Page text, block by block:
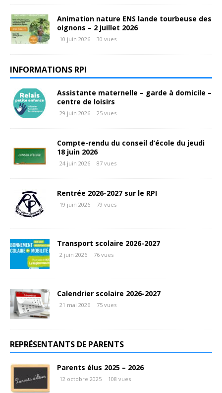
Animation nature ENS lande tourbeuse des
oignons – 2 juillet 2026
10 juin 2026 30 vues
INFORMATIONS RPI
Assistante maternelle – garde à domicile –
centre de loisirs
29 juin 2026 25 vues
Compte-rendu du conseil d’école du jeudi
18 juin 2026
24 juin 2026 87 vues
Rentrée 2026-2027 sur le RPI
19 juin 2026 79 vues
Transport scolaire 2026-2027
2 juin 2026 76 vues
Calendrier scolaire 2026-2027
21 mai 2026 75 vues
REPRÉSENTANTS DE PARENTS
Parents élus 2025 – 2026
12 octobre 2025 108 vues